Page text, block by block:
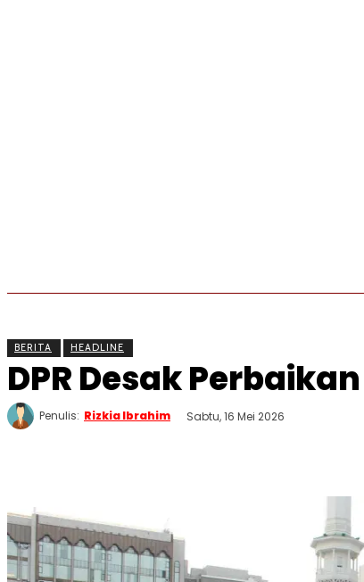
BERITA HEADLINE
DPR Desak
Penulis: Rizkia Ibrahim Sabtu, 16 Mei 2026